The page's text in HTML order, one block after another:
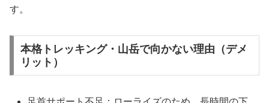
す。
本格トレッキング・山岳で向かない理由（デメ
リット）